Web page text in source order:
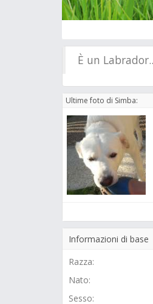
È un
Ultime foto di Simba:
Informazioni di base
Razza:
Nato:
Sesso: